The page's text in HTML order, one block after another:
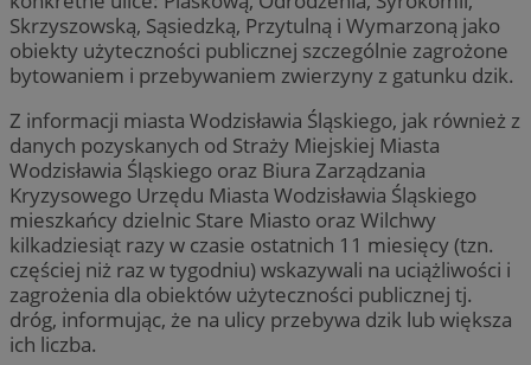
Skrzyszowską, Sąsiedzką, Przytulną i Wymarzoną jako
obiekty użyteczności publicznej szczególnie zagrożone
bytowaniem i przebywaniem zwierzyny z gatunku dzik.
Z informacji miasta Wodzisławia Śląskiego, jak również z
danych pozyskanych od Straży Miejskiej Miasta
Wodzisławia Śląskiego oraz Biura Zarządzania
Kryzysowego Urzędu Miasta Wodzisławia Śląskiego
mieszkańcy dzielnic Stare Miasto oraz Wilchwy
kilkadziesiąt razy w czasie ostatnich 11 miesięcy (tzn.
częściej niż raz w tygodniu) wskazywali na uciążliwości i
zagrożenia dla obiektów użyteczności publicznej tj.
dróg, informując, że na ulicy przebywa dzik lub większa
ich liczba.